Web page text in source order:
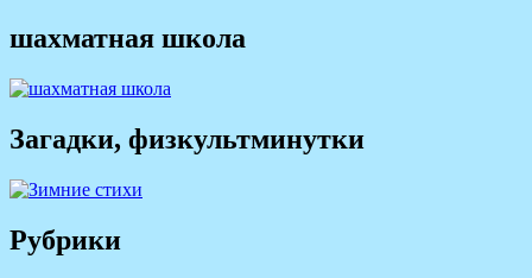
шахматная школа
Загадки, физкультминутки
Рубрики